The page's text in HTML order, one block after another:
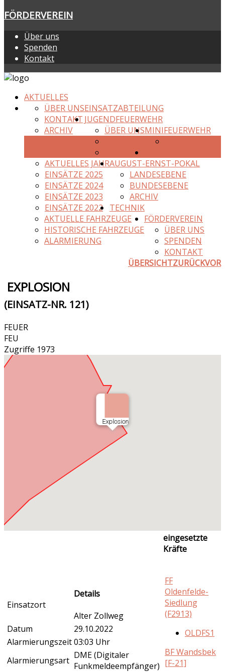
FÖRDERVEREIN
Über uns
Spenden
Kontakt
AKTUELLES
EINSATZABTEILUNG
ÜBER UNS
KONTAKT
ARCHIV
JUGENDFEUERWEHR
ÜBER UNSMINIFEUERWEHR
AKTUELLES JAHR
EINSÄTZE 2025
EINSÄTZE 2024
EINSÄTZE 2023
EINSÄTZE 2022
AUGUST-ERNST-POKAL
LANDESEBENE
BUNDESEBENE
ARCHIV
TECHNIK
AKTUELLE FAHRZEUGE
HISTORISCHE FAHRZEUGE
ALARMIERUNG
FÖRDERVEREIN
ÜBER UNS
SPENDEN
KONTAKT
ÜBERSICHTZURÜCKVOR
EXPLOSION
(EINSATZ-NR. 121)
FEUER
FEU
Zugriffe 1973
Explosion
Einsatzort
Details
Alter Zollweg
Datum
29.10.2022
Alarmierungszeit03:03 Uhr
Alarmierungsart DME (Digitaler
Funkmeldeempfänger)
eingesetzte
Kräfte
FF
Oldenfelde-
Siedlung
(F2913)
OLDFS1
BF Wandsbek
[F-21]